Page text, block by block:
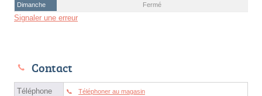
Dimanche
Fermé
Signaler une erreur
Contact
Téléphone Téléphoner au magasin